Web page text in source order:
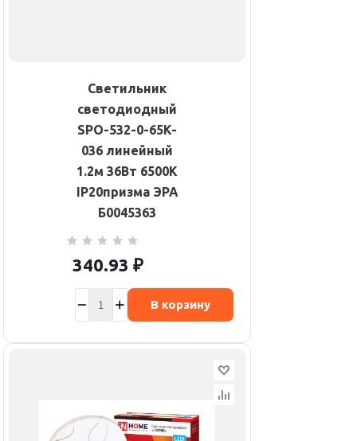
Светильник
светодиодный
SPO-532-0-65K-
036 линейный
1.2м 36Вт 6500К
IP20призма ЭРА
Б0045363
340.93 ₽
В корзину